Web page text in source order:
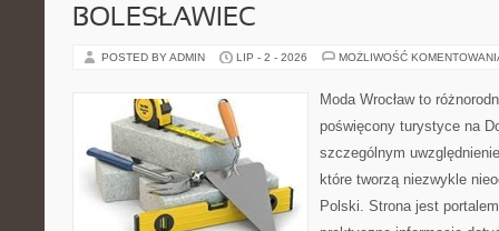
BOLESŁAWIEC
POSTED BY ADMIN LIP - 2 - 2026 MOŻLIWOŚĆ
Moda Wrocław to
poświęcony turystyce na
szczególnym
które tworzą niezwykle
Polski. Strona jest